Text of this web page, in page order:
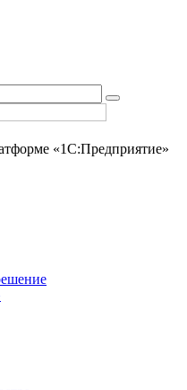
«1С:Предприятие»